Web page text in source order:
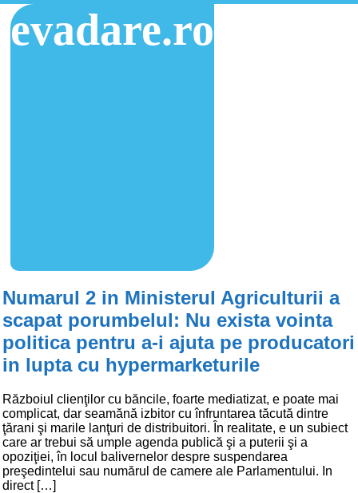
evadare.ro
Numarul 2 in Ministerul Agriculturii a
scapat porumbelul: Nu exista vointa
politica pentru a-i ajuta pe producatori
in lupta cu hypermarketurile
Războiul clienţilor cu băncile, foarte mediatizat, e poate mai
complicat, dar seamănă izbitor cu înfruntarea tăcută dintre
ţărani şi marile lanţuri de distribuitori. În realitate, e un subiect
care ar trebui să umple agenda publică şi a puterii şi a
opoziţiei, în locul balivernelor despre suspendarea
preşedintelui sau numărul de camere ale Parlamentului. In
direct […]